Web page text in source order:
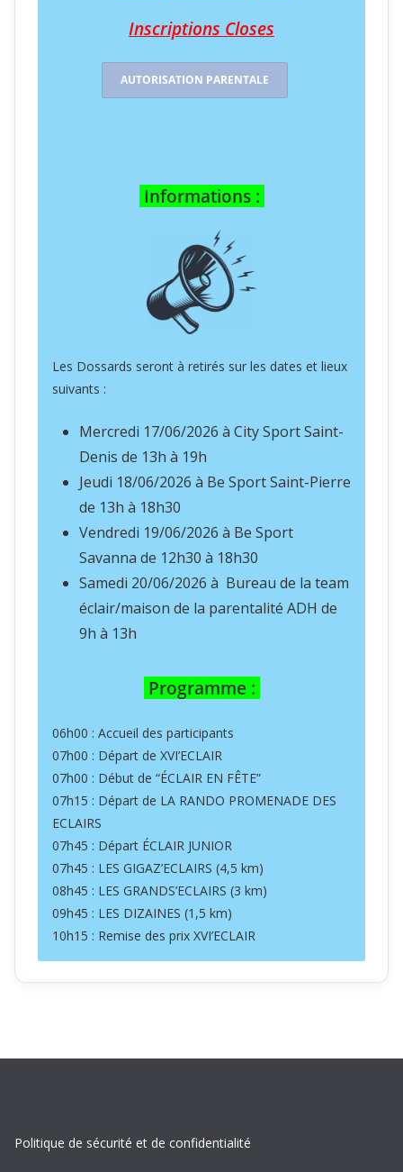
Inscriptions Closes
AUTORISATION PARENTALE
Informations :
Les Dossards seront à retirés sur les dates et lieux
suivants :
Mercredi 17/06/2026 à City Sport Saint-
Denis de 13h à 19h
Jeudi 18/06/2026 à Be Sport Saint-Pierre
de 13h à 18h30
Vendredi 19/06/2026 à Be Sport
Savanna de 12h30 à 18h30
Samedi 20/06/2026 à Bureau de la team
éclair/maison de la parentalité ADH de
9h à 13h
Programme :
06h00 : Accueil des participants
07h00 : Départ de XVI’ECLAIR
07h00 : Début de “ÉCLAIR EN FÊTE”
07h15 : Départ de LA RANDO PROMENADE DES
ECLAIRS
07h45 : Départ ÉCLAIR JUNIOR
07h45 : LES GIGAZ’ECLAIRS (4,5 km)
08h45 : LES GRANDS’ECLAIRS (3 km)
09h45 : LES DIZAINES (1,5 km)
10h15 : Remise des prix XVI’ECLAIR
Politique de sécurité et de confidentialité